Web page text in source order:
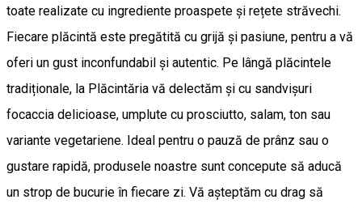
toate realizate cu ingrediente proaspete și rețete străvechi.
Fiecare plăcintă este pregătită cu grijă și pasiune, pentru a vă
oferi un gust inconfundabil și autentic. Pe lângă plăcintele
tradiționale, la Plăcintăria vă delectăm și cu sandvișuri
focaccia delicioase, umplute cu prosciutto, salam, ton sau
variante vegetariene. Ideal pentru o pauză de prânz sau o
gustare rapidă, produsele noastre sunt concepute să aducă
un strop de bucurie în fiecare zi. Vă așteptăm cu drag să